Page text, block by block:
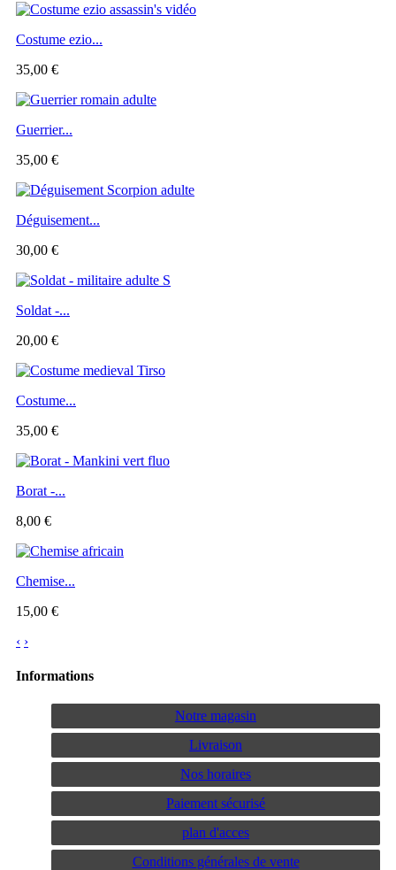
Costume ezio...
35,00 €
Guerrier...
35,00 €
Déguisement...
30,00 €
Soldat -...
20,00 €
Costume...
35,00 €
Borat -...
8,00 €
Chemise...
15,00 €
‹ ›
Informations
Notre magasin
Livraison
Nos horaires
Paiement sécurisé
plan d'acces
Conditions générales de vente